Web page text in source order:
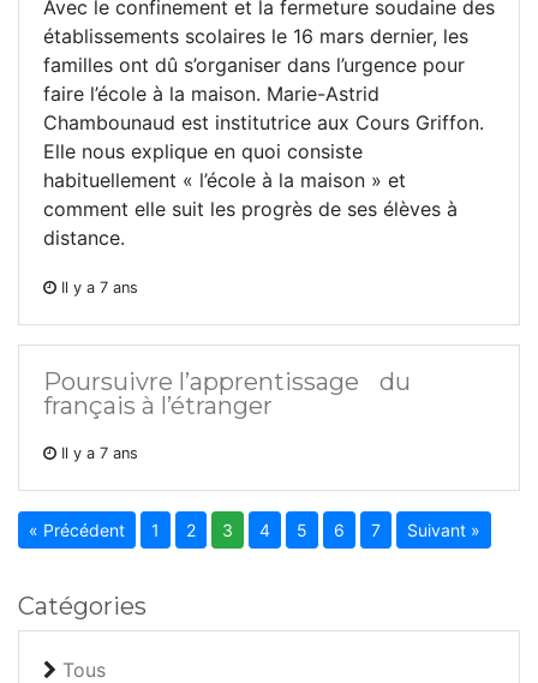
Avec le confinement et la fermeture soudaine des
établissements scolaires le 16 mars dernier, les
familles ont dû s’organiser dans l’urgence pour
faire l’école à la maison. Marie-Astrid
Chambounaud est institutrice aux Cours Griffon.
Elle nous explique en quoi consiste
habituellement « l’école à la maison » et
comment elle suit les progrès de ses élèves à
distance.
Il y a 7 ans
Poursuivre l’apprentissage du
français à l’étranger
Il y a 7 ans
« Précédent 1 2 3 4 5 6 7 Suivant »
Catégories
Tous